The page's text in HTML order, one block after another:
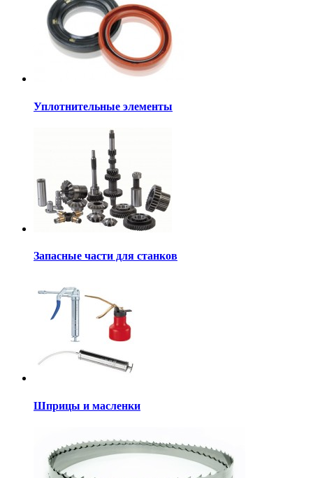
Уплотнительные элементы
Запасные части для станков
Шприцы и масленки